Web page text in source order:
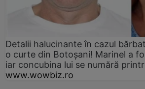
Detalii halucinante în cazul
o curte din Botoșani! Marinel a
iar concubina lui se numără
www.wowbiz.ro